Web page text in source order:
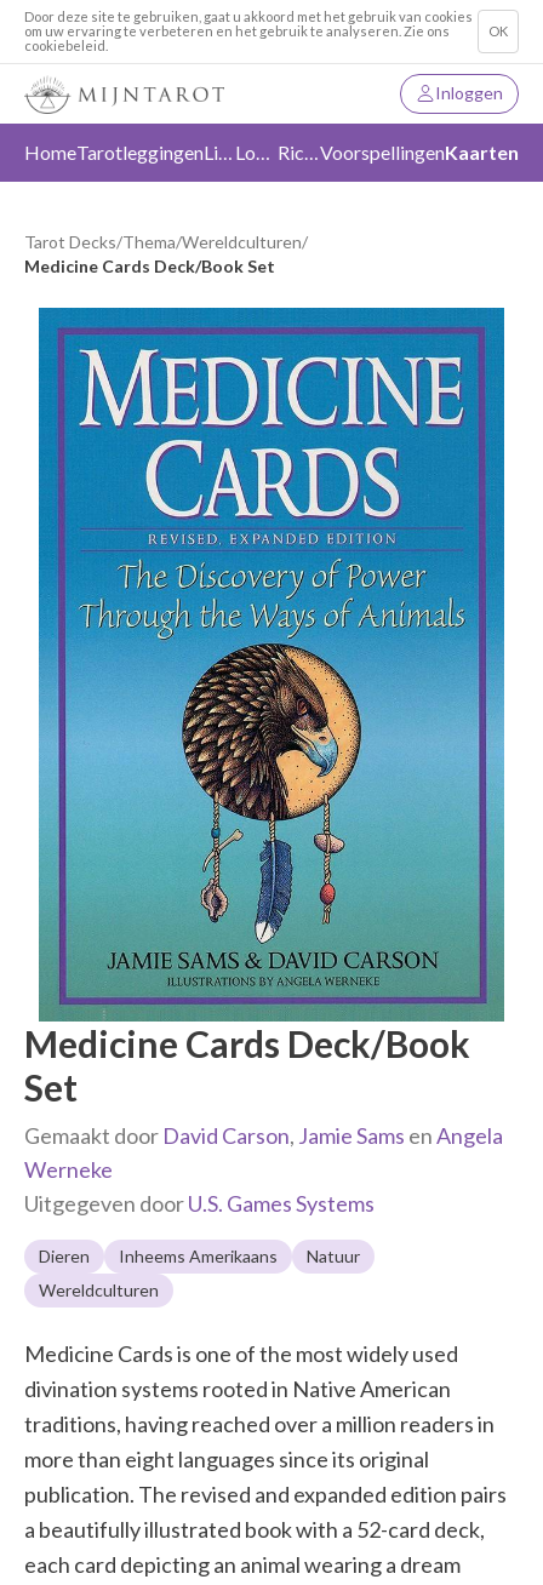
Door deze site te gebruiken, gaat u akkoord met het gebruik van cookies
om uw ervaring te verbeteren en het gebruik te analyseren. Zie ons
cookiebeleid.
OK
Inloggen
HomeTarotleggingen Liefde Loslaten RichtingVoorspellingenKaarten
Tarot Decks/Thema/Wereldculturen/
Medicine Cards Deck/Book Set
Medicine Cards Deck/Book
Set
Gemaakt door David Carson, Jamie Sams enAngela
Werneke
Uitgegeven doorU.S. Games Systems
Dieren Inheems Amerikaans
Natuur
Wereldculturen
Medicine Cards is one of the most widely used
divination systems rooted in Native American
traditions, having reached over a million readers in
more than eight languages since its original
publication. The revised and expanded edition pairs
a beautifully illustrated book with a 52-card deck,
each card depicting an animal wearing a dream